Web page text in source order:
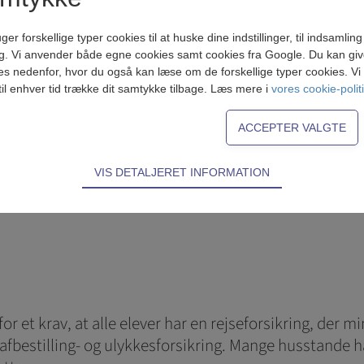
Ved privat indkvartering forventes at
Det forventes at man medbringer en lille
der blive ydet et tilskud til rejsens pris.
et krav, at alle elever har en rejseforsikring, der
og ulykkesforsikring. Mange husstande
forskellige typer cookies til at huske dine indstillinger, til
Vi anvender både egne cookies samt cookies fra Google. Du kan
nedenfor, hvor du også kan læse om de forskellige typer cookies.
enhver tid trække dit samtykke tilbage. Læs mere i vores cookie-
for hjemmesidens grundlæggende funktioner som fx
(tracking-cookies) indsamler brugerens digitale fodspor på tværs af
interesserer sig for/søger på for at kunne personalisere indholdet
VIS DETALJERET INFORMATION